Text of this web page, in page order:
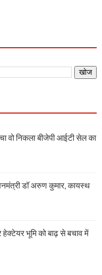
वो निकला बीजेपी आईटी सेल का
डॉ अरुण कुमार, कायस्थ
हेक्टेयर भूमि को बाढ़ से बचाव में